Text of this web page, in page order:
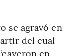
se agravó en
del cual
en